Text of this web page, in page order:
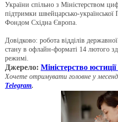
України спільно з Міністерством
підтримки швейцарсько-
Фондом Східна Європа.
Довідково: робота відділів
стану в офлайн-форматі 14 лютого
режимі.
Джерело: Міністерство
Хочете отримувати головне у
Telegram.